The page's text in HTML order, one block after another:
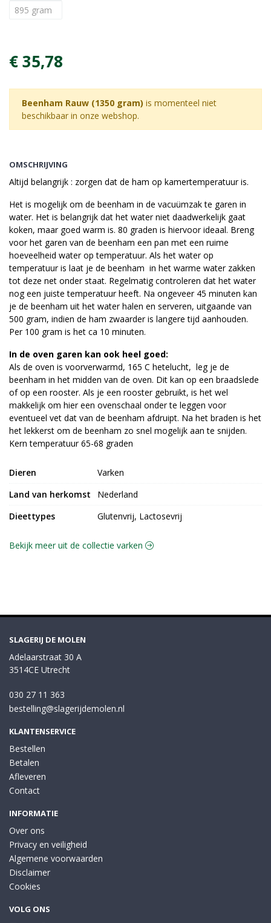
OMSCHRIJVING
Altijd belangrijk : zorgen dat de ham op kamertemperatuur is.
Het is mogelijk om de beenham in de vacuümzak te garen in
water. Het is belangrijk dat het water niet daadwerkelijk gaat
koken, maar goed warm is. 80 graden is hiervoor ideaal. Breng
voor het garen van de beenham een pan met een ruime
hoeveelheid water op temperatuur. Als het water op
temperatuur is laat je de beenham in het warme water zakken
tot deze net onder staat. Regelmatig controleren dat het water
nog een juiste temperatuur heeft. Na ongeveer 45 minuten kan
je de beenham uit het water halen en serveren, uitgaande van
500 gram, indien de ham zwaarder is langere tijd aanhouden.
Per 100 gram is het ca 10 minuten.
In de oven garen kan ook heel goed:
Als de oven is voorverwarmd, 165 C hetelucht, leg je de
beenham in het midden van de oven. Dit kan op een braadslede
of op een rooster. Als je een rooster gebruikt, is het wel
makkelijk om hier een ovenschaal onder te leggen voor
eventueel vet dat van de beenham afdruipt. Na het braden is het
het lekkerst om de beenham zo snel mogelijk aan te snijden.
Kern temperatuur 65-68 graden
895 gram
€ 35,78
Beenham Rauw (1350 gram) is momenteel niet
beschikbaar in onze webshop.
Dieren
Varken
Land van herkomst
Nederland
Dieettypes
Glutenvrij, Lactosevrij
Bekijk meer uit de collectie varken
SLAGERIJ DE MOLEN
Adelaarstraat 30 A
3514CE Utrecht
030 27 11 363
bestelling@slagerijdemolen.nl
KLANTENSERVICE
Bestellen
Betalen
Afleveren
Contact
INFORMATIE
Over ons
Privacy en veiligheid
Algemene voorwaarden
Disclaimer
Cookies
VOLG ONS